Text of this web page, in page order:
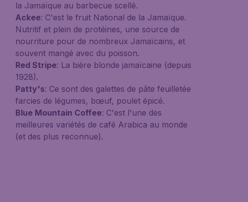
la Jamaïque au barbecue scellé.
Ackee: C'est le fruit National de la Jamaïque.
Nutritif et plein de protéines, une source de
nourriture pour de nombreux Jamaïcains, et
souvent mangé avec du poisson.
Red Stripe: La bière blonde jamaïcaine (depuis
1928).
Patty's: Ce sont des galettes de pâte feuilletée
farcies de légumes, bœuf, poulet épicé.
Blue Mountain Coffee: C'est l'une des
meilleures variétés de café Arabica au monde
(et des plus reconnue).